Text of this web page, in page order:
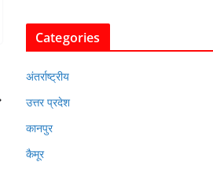
Categories
अंतर्राष्ट्रीय
उत्तर प्रदेश
कानपुर
कैमूर